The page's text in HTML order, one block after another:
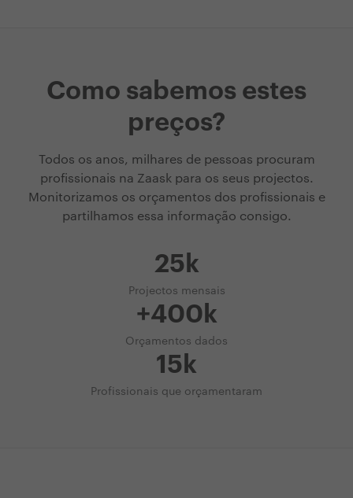
Como sabemos estes
preços?
Todos os anos, milhares de pessoas procuram
profissionais na Zaask para os seus projectos.
Monitorizamos os orçamentos dos profissionais e
partilhamos essa informação consigo.
25k
Projectos mensais
+400k
Orçamentos dados
15k
Profissionais que orçamentaram